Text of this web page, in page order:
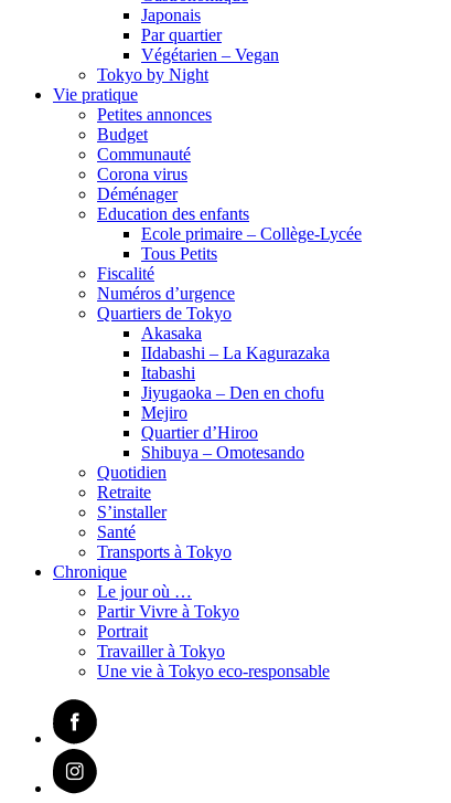
Japonais
Par quartier
Végétarien – Vegan
Tokyo by Night
Vie pratique
Petites annonces
Budget
Communauté
Corona virus
Déménager
Education des enfants
Ecole primaire – Collège-Lycée
Tous Petits
Fiscalité
Numéros d’urgence
Quartiers de Tokyo
Akasaka
IIdabashi – La Kagurazaka
Itabashi
Jiyugaoka – Den en chofu
Mejiro
Quartier d’Hiroo
Shibuya – Omotesando
Quotidien
Retraite
S’installer
Santé
Transports à Tokyo
Chronique
Le jour où …
Partir Vivre à Tokyo
Portrait
Travailler à Tokyo
Une vie à Tokyo eco-responsable